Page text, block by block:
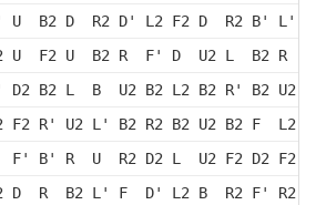
U  B2 D  R2 D' L2 F2 D  R2 B' L'
U  F2 U  B2 R  F' D  U2 L  B2 R
B2 L  B  U2 B2 L2 B2 R' B2 U2
F2 R' U2 L' B2 R2 B2 U2 B2 F  L2
B' R  U  R2 D2 L  U2 F2 D2 F2
D  R  B2 L' F  D' L2 B  R2 F' R2